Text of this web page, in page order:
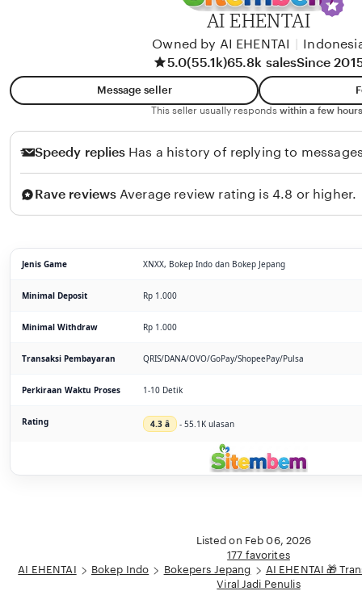
AI EHENTAI
Owned by AI EHENTAI
5.0(55.1k)65.8k salesSince
Message seller
This seller usually responds within a few
Speedy replies Has a history of replying to
Rave reviews Average review rating is 4.8 or higher.
Jenis Game XNXX, Bokep Indo dan Bokep Jepang
Minimal Deposit Rp 1.000
Minimal Withdraw Rp 1.000
Transaksi Pembayaran QRIS/DANA/OVO/GoPay/ShopeePay/Pulsa
Perkiraan Waktu Proses 1-10 Detik
Rating 4.3 â­ - 55.1K ulasan
Listed on Feb 06, 2026
177 favorites
AI EHENTAI
Bokep Indo Bokepers Jepang
AI EHENTAI 🎁
Viral Jadi Penulis